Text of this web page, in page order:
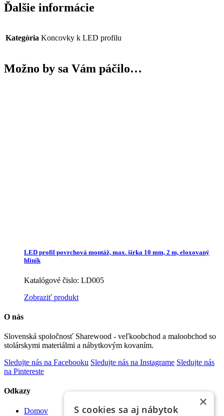
Ďalšie informácie
Kategória Koncovky k LED profilu
Možno by sa Vám páčilo…
LED profil povrchová montáž, max. šírka 10 mm, 2 m, eloxovaný
hliník
Katalógové čislo: LD005
Zobraziť produkt
O nás
Slovenská spoločnosť Sharewood - veľkoobchod a maloobchod so
stolárskymi materiálmi a nábytkovým kovaním.
Sledujte nás na Facebooku Sledujte nás na Instagrame Sledujte nás
na Pintereste
Odkazy
Domov
×
S cookies sa aj nábytok